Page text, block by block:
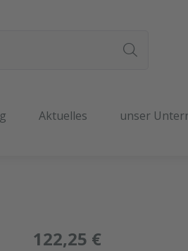
Aktuelles unser
122,25 €